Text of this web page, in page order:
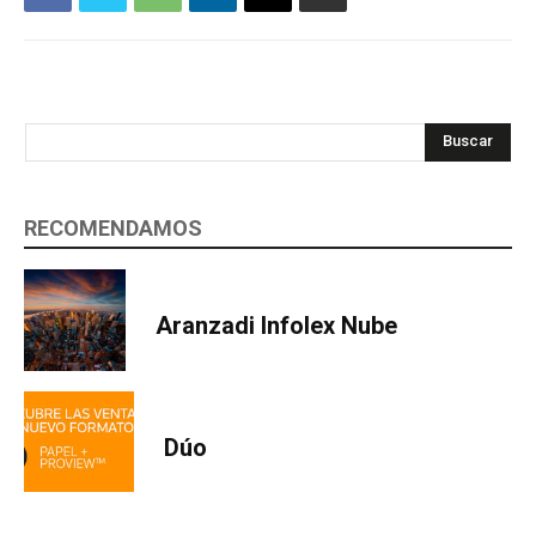
Buscar
RECOMENDAMOS
Aranzadi Infolex Nube
Dúo